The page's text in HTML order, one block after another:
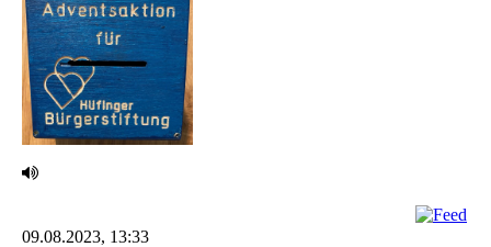
09.08.2023, 13:33